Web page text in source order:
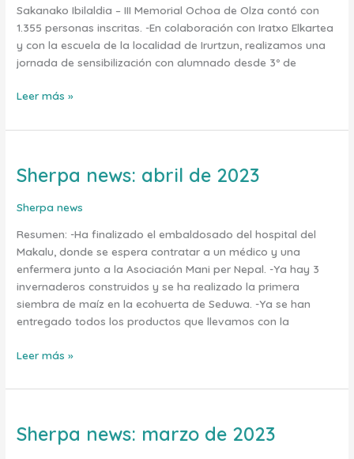
Sakanako Ibilaldia – III Memorial Ochoa de Olza contó con
1.355 personas inscritas. -En colaboración con Iratxo Elkartea
y con la escuela de la localidad de Irurtzun, realizamos una
jornada de sensibilización con alumnado desde 3º de
Leer más »
Sherpa news: abril de 2023
Sherpa news
Resumen: -Ha finalizado el embaldosado del hospital del
Makalu, donde se espera contratar a un médico y una
enfermera junto a la Asociación Mani per Nepal. -Ya hay 3
invernaderos construidos y se ha realizado la primera
siembra de maíz en la ecohuerta de Seduwa. -Ya se han
entregado todos los productos que llevamos con la
Sherpa
abril
2023
Leer más »
Sherpa news: marzo de 2023
Sherpa